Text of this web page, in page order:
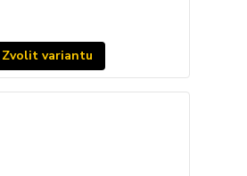
Zvolit variantu